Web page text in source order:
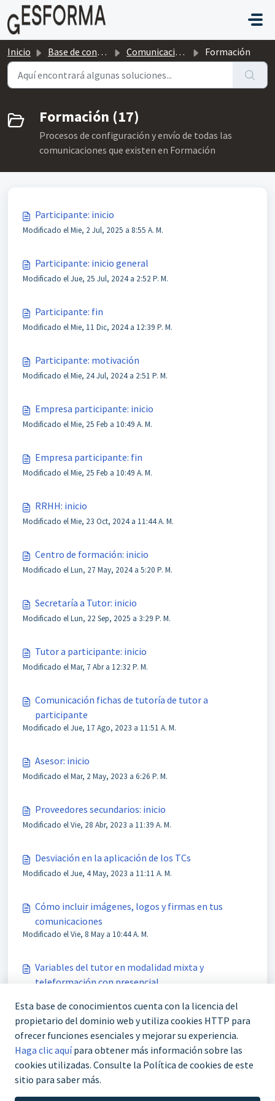
Saltar al contenido principal
Inicio Base de conocimientos Comunicación por e-mail Formación
Formación (17)
Procesos de configuración y envío de todas las
comunicaciones que existen en Formación
Participante: inicio
Modificado el Mie, 2 Jul, 2025 a 8:55 A. M.
Participante: inicio general
Modificado el Jue, 25 Jul, 2024 a 2:52 P. M.
Participante: fin
Modificado el Mie, 11 Dic, 2024 a 12:39 P. M.
Participante: motivación
Modificado el Mie, 24 Jul, 2024 a 2:51 P. M.
Empresa participante: inicio
Modificado el Mie, 25 Feb a 10:49 A. M.
Empresa participante: fin
Modificado el Mie, 25 Feb a 10:49 A. M.
RRHH: inicio
Modificado el Mie, 23 Oct, 2024 a 11:44 A. M.
Centro de formación: inicio
Modificado el Lun, 27 May, 2024 a 5:20 P. M.
Secretaría a Tutor: inicio
Modificado el Lun, 22 Sep, 2025 a 3:29 P. M.
Tutor a participante: inicio
Modificado el Mar, 7 Abr a 12:32 P. M.
Comunicación fichas de tutoría de tutor a
participante
Modificado el Jue, 17 Ago, 2023 a 11:51 A. M.
Asesor: inicio
Modificado el Mar, 2 May, 2023 a 6:26 P. M.
Proveedores secundarios: inicio
Modificado el Vie, 28 Abr, 2023 a 11:39 A. M.
Desviación en la aplicación de los TCs
Modificado el Jue, 4 May, 2023 a 11:11 A. M.
Cómo incluir imágenes, logos y firmas en tus
comunicaciones
Modificado el Vie, 8 May a 10:44 A. M.
Variables del tutor en modalidad mixta y
teleformación con presencial
Comunicaciones: enviar el acceso al campus al
alumno
Modificado el Jue, 27 Mar, 2025 a 10:32 A. M.
Esta base de conocimientos cuenta con la licencia del
propietario del dominio web y utiliza cookies HTTP para
ofrecer funciones esenciales y mejorar su experiencia.
Haga clic aquípara obtener más información sobre las
cookies utilizadas. Consulte la Política de cookies de este
sitio para saber más.